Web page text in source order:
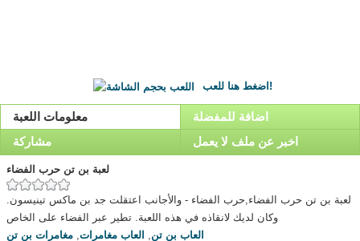
اضغط هنا للعب!
معلومات اللعبة
اضافة للمفضلة
مشاركة
اخبر عن ملف لا يعمل
لعبة بن تن حرب الفضاء
لعبة بن تن حرب الفضاء,حرب الفضاء - والأجانب اعتقلت جد بن ماكس تينيسون.
وكان لديك لانقاذه في هذه اللعبة. تطير عبر الفضاء على الخاص
العاب بن تن, العاب مغامرات, مغامرات بن تن